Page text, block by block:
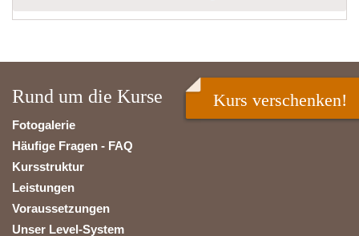
Rund um die Kurse
Fotogalerie
Häufige Fragen - FAQ
Kursstruktur
Leistungen
Voraussetzungen
Unser Level-System
Kurs verschenken!